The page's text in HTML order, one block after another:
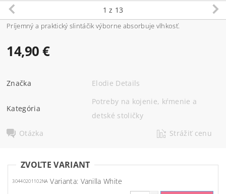
1 z 13
Príjemný a praktický slintáčik výborne absorbuje vlhkosť.
14,90 €
Značka Elodie Details
Kategória
Potreby na kojenie, kŕmenie a
detské stoličky
Otázka
Strážiť cenu
ZVOĽTE VARIANT
30440201102NA Varianta: Vanilla White